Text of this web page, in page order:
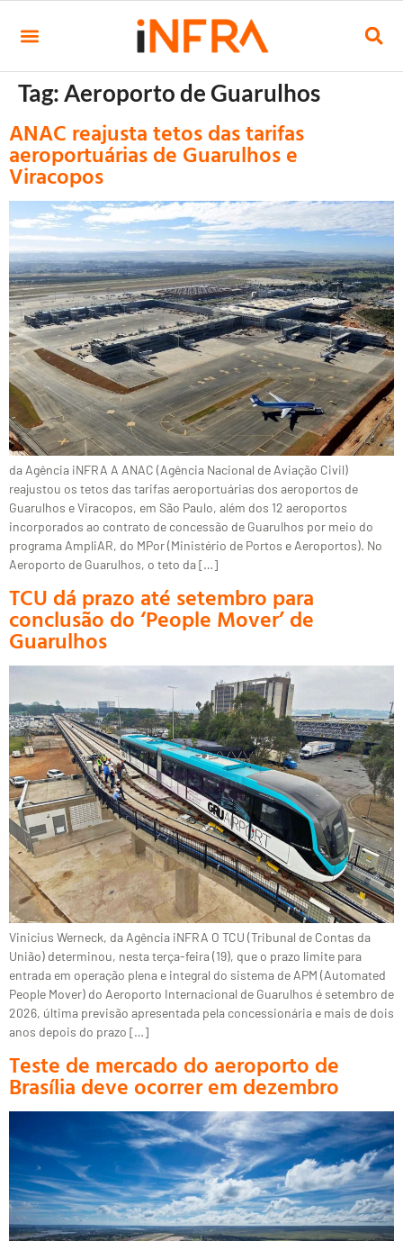
Tag:Aeroporto de Guarulhos
ANAC reajusta tetos das tarifas
aeroportuárias de Guarulhos e
Viracopos
da Agência iNFRA A ANAC (Agência Nacional de Aviação Civil)
reajustou os tetos das tarifas aeroportuárias dos aeroportos de
Guarulhos e Viracopos, em São Paulo, além dos 12 aeroportos
incorporados ao contrato de concessão de Guarulhos por meio do
programa AmpliAR, do MPor (Ministério de Portos e Aeroportos). No
Aeroporto de Guarulhos, o teto da […]
TCU dá prazo até setembro para
conclusão do ‘People Mover’ de
Guarulhos
Vinicius Werneck, da Agência iNFRA O TCU (Tribunal de Contas da
União) determinou, nesta terça-feira (19), que o prazo limite para
entrada em operação plena e integral do sistema de APM (Automated
People Mover) do Aeroporto Internacional de Guarulhos é setembro de
2026, última previsão apresentada pela concessionária e mais de dois
anos depois do prazo […]
Teste de mercado do aeroporto de
Brasília deve ocorrer em dezembro